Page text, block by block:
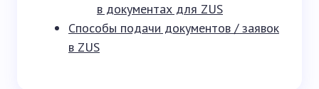
в документах для ZUS
Способы подачи документов / заявок
в ZUS